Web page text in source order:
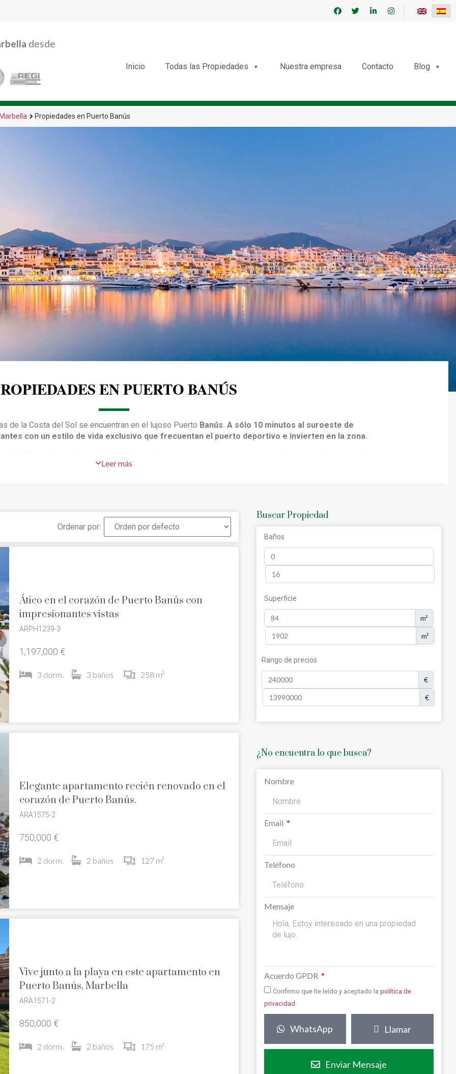
desde
Inicio Todas las Propiedades Nuestra empresa Contacto Blog
Propiedades en Puerto Banús
EN PUERTO BANÚS
de la Costa del Sol se encuentran en el lujoso Puerto Banús. A sólo 10 minutos al suroeste de
con un estilo de vida exclusivo que frecuentan el puerto deportivo e invierten en la zona.
hasta convertirse en un complejo de alta gama frecuentado por celebridades internacionales y
Leer más
Ordenar por:
Ático en el corazón de Puerto Banús con
impresionantes vistas
ARPH1239-3
1,197,000 €
3 dorm. 3 baños 258 m²
Elegante apartamento recién renovado en el
corazón de Puerto Banús.
ARA1575-2
750,000 €
2 dorm. 2 baños 127 m²
Vive junto a la playa en este apartamento en
Puerto Banús, Marbella
ARA1571-2
850,000 €
2 dorm. 2 baños 175 m²
Buscar Propiedad
Baños
Superficie
m²
m²
Rango de precios
€
€
¿No encuentra lo que busca?
Nombre
Email
Teléfono
Mensaje
Acuerdo GPDR
Confirmo que he leído y aceptado la política de
privacidad
WhatsApp Llamar
Enviar Mensaje